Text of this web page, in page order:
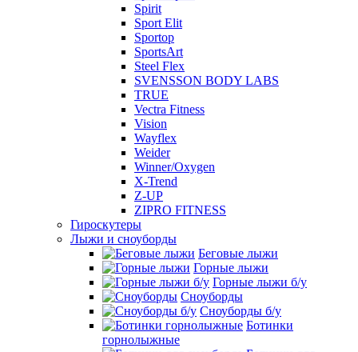
Spirit
Sport Elit
Sportop
SportsArt
Steel Flex
SVENSSON BODY LABS
TRUE
Vectra Fitness
Vision
Wayflex
Weider
Winner/Oxygen
X-Trend
Z-UP
ZIPRO FITNESS
Гироскутеры
Лыжи и сноуборды
Беговые лыжи
Горные лыжи
Горные лыжи б/у
Сноуборды
Сноуборды б/у
Ботинки
горнолыжные